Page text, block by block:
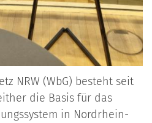
NRW (WbG) besteht seit
die Basis für das
in Nordrhein-